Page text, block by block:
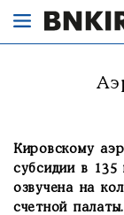
Кировскому
субсидии в 135
озвучена на
счетной палаты.